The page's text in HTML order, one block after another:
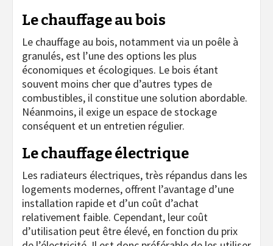
Le chauffage au bois
Le chauffage au bois, notamment via un poêle à
granulés, est l’une des options les plus
économiques et écologiques. Le bois étant
souvent moins cher que d’autres types de
combustibles, il constitue une solution abordable.
Néanmoins, il exige un espace de stockage
conséquent et un entretien régulier.
Le chauffage électrique
Les radiateurs électriques, très répandus dans les
logements modernes, offrent l’avantage d’une
installation rapide et d’un coût d’achat
relativement faible. Cependant, leur coût
d’utilisation peut être élevé, en fonction du prix